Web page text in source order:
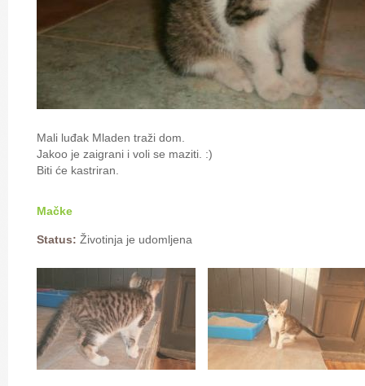
Mali luđak Mladen traži dom.
Jakoo je zaigrani i voli se maziti. :)
Biti će kastriran.
Mačke
Status: Životinja je udomljena